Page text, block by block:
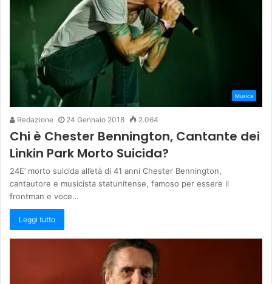
Musica
Redazione 24 Gennaio 2018 2.064
Chi è Chester Bennington, Cantante dei
Linkin Park Morto Suicida?
24E’ morto suicida all’età di 41 anni Chester Bennington,
cantautore e musicista statunitense, famoso per essere il
frontman e voce…
Leggi tutto